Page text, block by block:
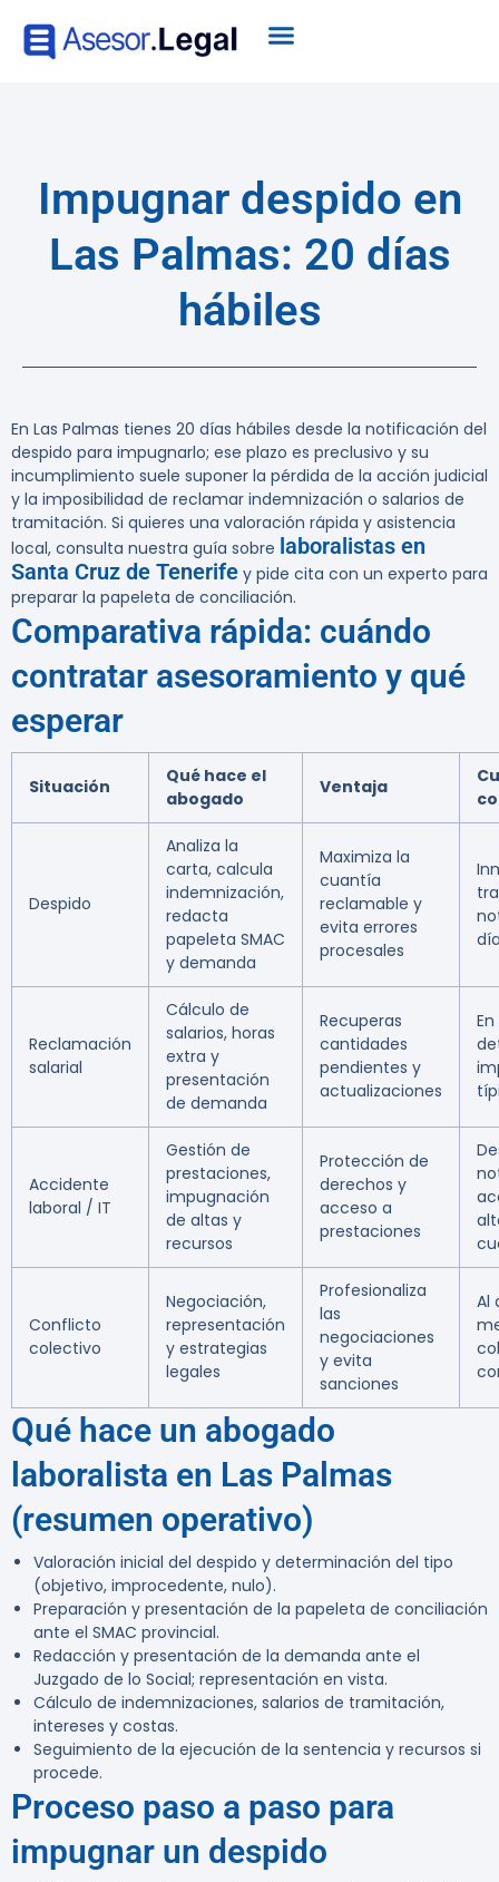
Impugnar despido en
Las Palmas: 20 días
hábiles
En Las Palmas tienes 20 días hábiles desde la notificación del
despido para impugnarlo; ese plazo es preclusivo y su
incumplimiento suele suponer la pérdida de la acción judicial
y la imposibilidad de reclamar indemnización o salarios de
tramitación. Si quieres una valoración rápida y asistencia
local, consulta nuestra guía sobre laboralistas en
Santa Cruz de Tenerife y pide cita con un experto para
preparar la papeleta de conciliación.
Comparativa rápida: cuándo
contratar asesoramiento y qué
esperar
Situación
Qué hace el
abogado
Ventaja
Despido
Analiza la
carta, calcula
indemnización,
redacta
papeleta SMAC
y demanda
Maximiza la
cuantía
reclamable y
evita errores
procesales
Reclamación
salarial
Cálculo de
salarios, horas
extra y
presentación
de demanda
Recuperas
cantidades
pendientes y
actualizaciones
Accidente
laboral / IT
Gestión de
prestaciones,
impugnación
de altas y
recursos
Protección de
derechos y
acceso a
prestaciones
Conflicto
colectivo
Negociación,
representación
y estrategias
legales
Profesionaliza
las
negociaciones
y evita
sanciones
Al
Qué hace un abogado
laboralista en Las Palmas
(resumen operativo)
Valoración inicial del despido y determinación del tipo
(objetivo, improcedente, nulo).
Preparación y presentación de la papeleta de conciliación
ante el SMAC provincial.
Redacción y presentación de la demanda ante el
Juzgado de lo Social; representación en vista.
Cálculo de indemnizaciones, salarios de tramitación,
intereses y costas.
Seguimiento de la ejecución de la sentencia y recursos si
procede.
Proceso paso a paso para
impugnar un despido